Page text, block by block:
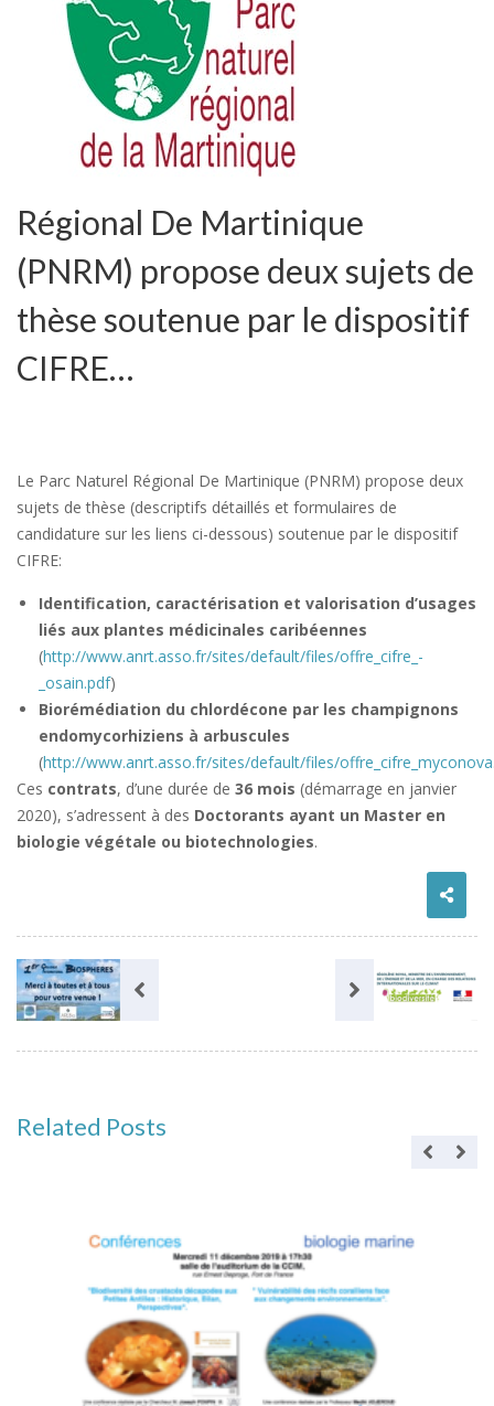
Régional De Martinique
(PNRM) propose deux sujets de
thèse soutenue par le dispositif
CIFRE…
Le Parc Naturel Régional De Martinique (PNRM) propose deux
sujets de thèse (descriptifs détaillés et formulaires de
candidature sur les liens ci-dessous) soutenue par le dispositif
CIFRE:
Identification, caractérisation et valorisation d’usages
liés aux plantes médicinales caribéennes
(http://www.anrt.asso.fr/sites/default/files/offre_cifre_-
_osain.pdf)
Biorémédiation du chlordécone par les champignons
endomycorhiziens à arbuscules
(http://www.anrt.asso.fr/sites/default/files/
Ces contrats, d’une durée de 36 mois (démarrage en janvier
2020), s’adressent à des Doctorants ayant un Master en
biologie végétale ou biotechnologies.
Related Posts